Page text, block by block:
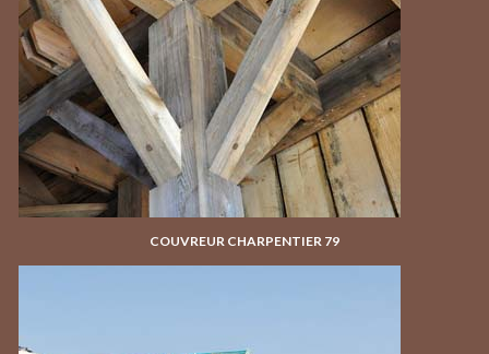
COUVREUR CHARPENTIER 79